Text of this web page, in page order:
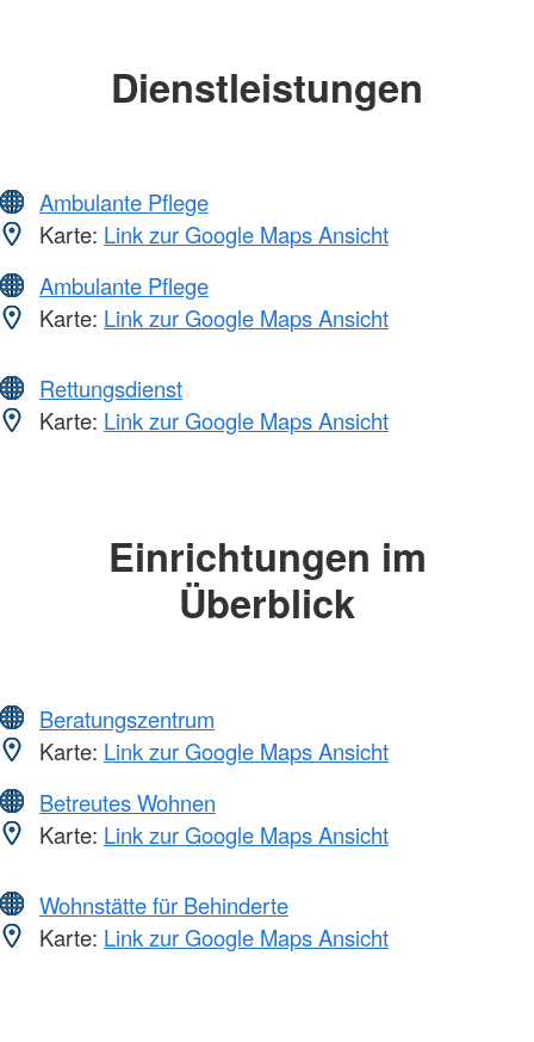
Dienstleistungen
Ambulante Pflege
Karte: Link zur Google Maps Ansicht
Ambulante Pflege
Karte: Link zur Google Maps Ansicht
Rettungsdienst
Karte: Link zur Google Maps Ansicht
Einrichtungen im
Überblick
Beratungszentrum
Karte: Link zur Google Maps Ansicht
Betreutes Wohnen
Karte: Link zur Google Maps Ansicht
Wohnstätte für Behinderte
Karte: Link zur Google Maps Ansicht